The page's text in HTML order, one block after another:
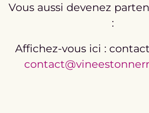
Vous aussi devenez
:
Affichez-vous ici :